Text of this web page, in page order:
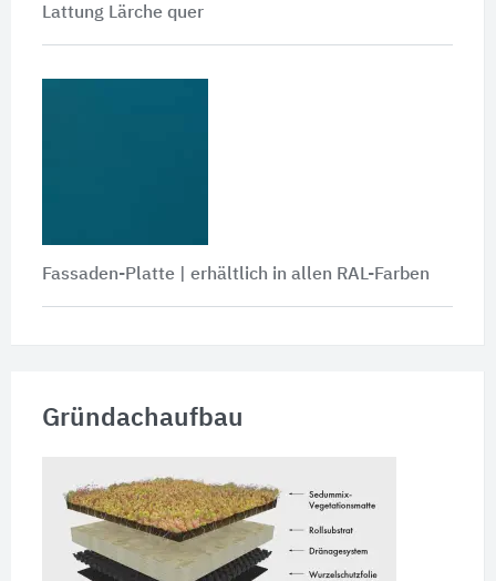
Lattung Lärche quer
Fassaden-Platte | erhältlich in allen RAL-Farben
Gründachaufbau